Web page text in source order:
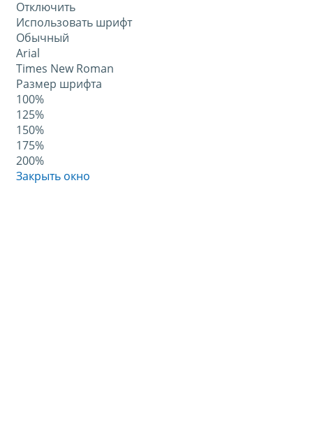
Отключить
Использовать шрифт
Обычный
Arial
Times New Roman
Размер шрифта
100%
125%
150%
175%
200%
Закрыть окно